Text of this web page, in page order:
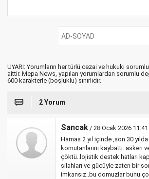
UYARI: Yorumların her türlü cezai ve hukuki
aittir. Mepa News, yapılan yorumlardan sorumlu
600 karakterle (boşluklu) sınırlıdır.
2 Yorum
Sancak / 28 Ocak 2026 11:41
Hamas 2 yıl içinde ,son 30
komutanlarını kaybatti..askeri
çöktü..lojistik destek hatları
silahları ve gücüyle zaten bir
imkansız..bu domuzlar bunu